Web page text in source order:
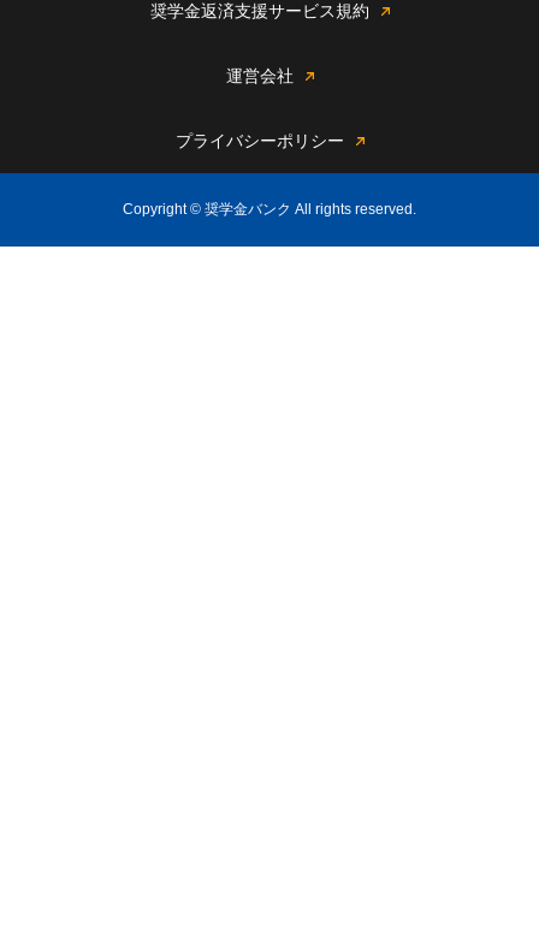
奨学金返済支援サービス規約
運営会社
プライバシーポリシー
Copyright © 奨学金バンク All rights reserved.